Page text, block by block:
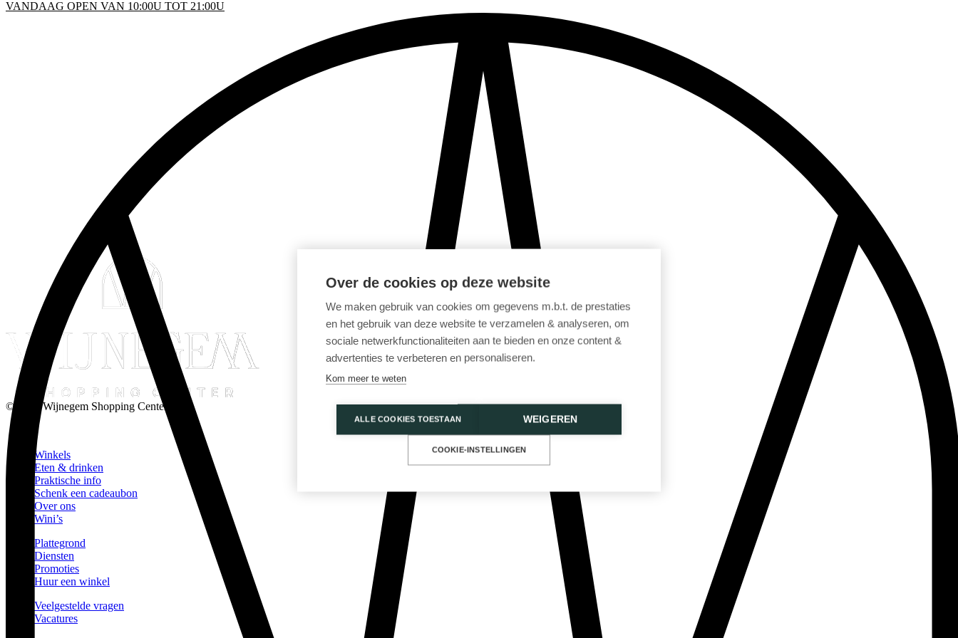
VANDAAG OPEN VAN 10:00U TOT 21:00U
© 2026 Wijnegem Shopping Center
Winkels
Eten & drinken
Praktische info
Schenk een cadeaubon
Over ons
Wini’s
Plattegrond
Diensten
Promoties
Huur een winkel
Veelgestelde vragen
Vacatures
Over de cookies op deze website
We maken gebruik van cookies om gegevens m.b.t. de prestaties
en het gebruik van deze website te verzamelen & analyseren, om
sociale netwerkfunctionaliteiten aan te bieden en onze content &
advertenties te verbeteren en personaliseren.
Kom meer te weten
ALLE COOKIES TOESTAAN WEIGEREN
COOKIE-INSTELLINGEN